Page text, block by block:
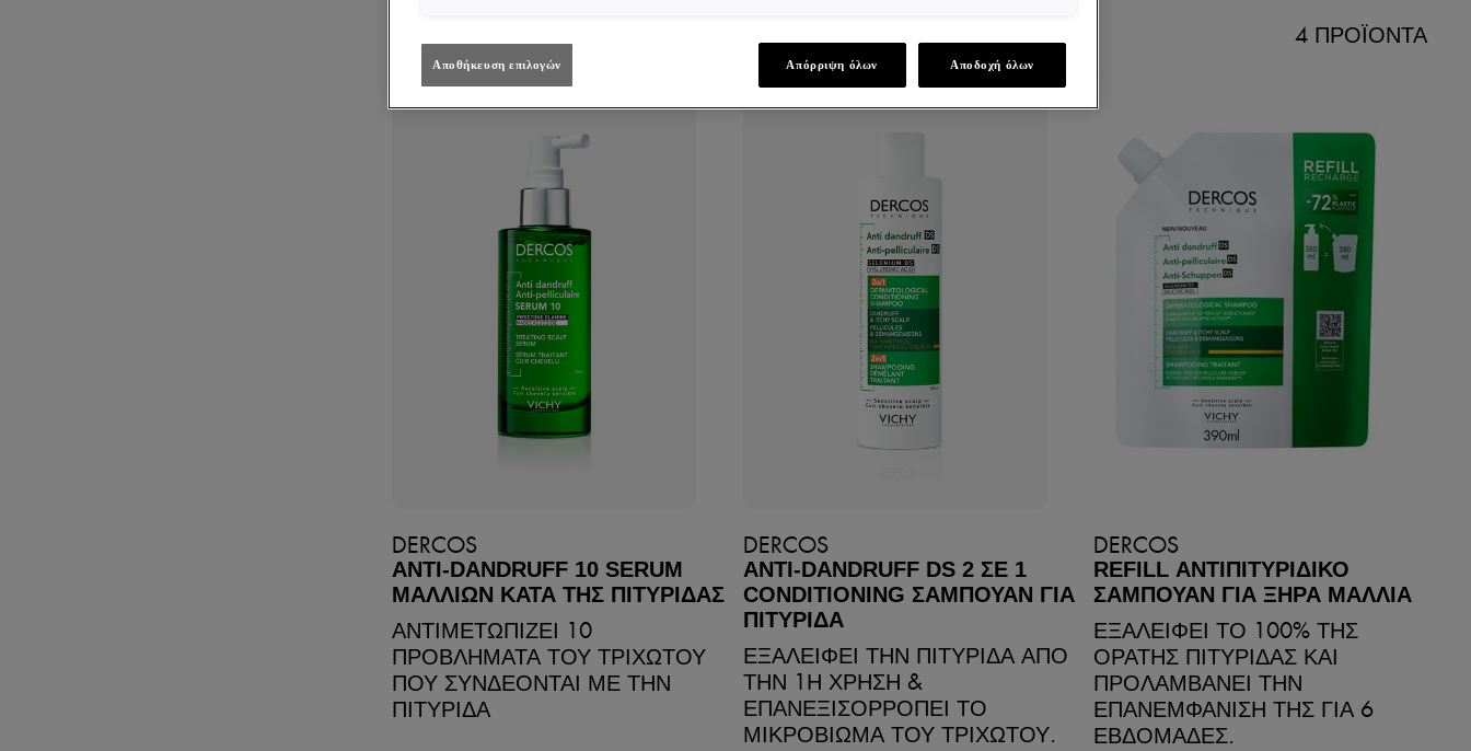
4 ΠΡΟΪΌΝΤΑ
DERCOS
ANTI-DANDRUFF 10 SERUM
ΜΑΛΛΙΩΝ ΚΑΤΑ ΤΗΣ ΠΙΤΥΡΙΔΑΣ
ΑΝΤΙΜΕΤΩΠΙΖΕΙ 10
ΠΡΟΒΛΗΜΑΤΑ ΤΟΥ ΤΡΙΧΩΤΟΥ
ΠΟΥ ΣΥΝΔΕΟΝΤΑΙ ΜΕ ΤΗΝ
ΠΙΤΥΡΙΔΑ
DERCOS
ANTI-DANDRUFF DS 2 ΣΕ 1
CONDITIONING ΣΑΜΠΟΥΑΝ ΓΙΑ
ΠΙΤΥΡΙΔΑ
ΕΞΑΛΕΙΦΕΙ ΤΗΝ ΠΙΤΥΡΙΔΑ ΑΠΟ
ΤΗΝ 1Η ΧΡΗΣΗ &
ΕΠΑΝΕΞΙΣΟΡΡΟΠΕΙ ΤΟ
ΜΙΚΡΟΒΙΩΜΑ ΤΟΥ ΤΡΙΧΩΤΟΥ.
DERCOS
REFILL ΑΝΤΙΠΙΤΥΡΙΔΙΚΟ
ΣΑΜΠΟΥΑΝ ΓΙΑ ΞΗΡΑ ΜΑΛΛΙΑ
ΕΞΑΛΕΙΦΕΙ ΤΟ 100% ΤΗΣ
ΟΡΑΤΗΣ ΠΙΤΥΡΙΔΑΣ ΚΑΙ
ΠΡΟΛΑΜΒΑΝΕΙ ΤΗΝ
ΕΠΑΝΕΜΦΑΝΙΣΗ ΤΗΣ ΓΙΑ 6
ΕΒΔΟΜΑΔΕΣ.
Αποθήκευση επιλογών Απόρριψη όλων Αποδοχή όλων